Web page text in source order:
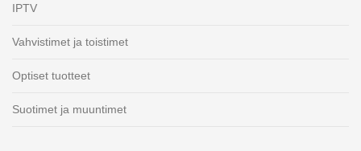
IPTV
Vahvistimet ja toistimet
Optiset tuotteet
Suotimet ja muuntimet